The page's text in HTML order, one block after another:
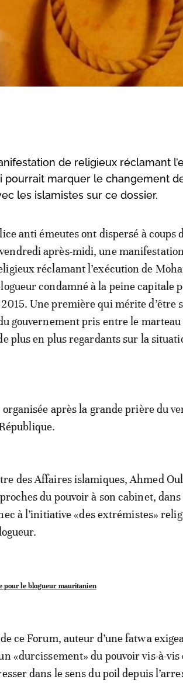
de religieux réclamant
marquer le changement
les islamistes sur ce dossier.
anti émeutes ont dispersé à coups
après-midi, une
réclamant l’exécution de
condamné à la peine capitale
2015. Une première qui mérite d’être
gouvernement pris entre le
plus en plus regardants sur la
après la grande prière du
des Affaires islamiques, Ahmed
du pouvoir à son cabinet, dans
à l’initiative «des extrémistes»
pour le blogueur mauritanien
ce Forum, auteur d’une fatwa
«durcissement» du pouvoir vis-à-vis
dans le sens du poil depuis